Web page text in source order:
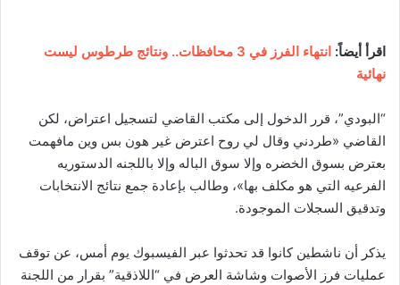
اقرأ أيضاً:
انتهاء الفرز في 3 محافظات.. ونتائج طرطوس ليست
نهائية
“البودي”، قرر الدخول إلى مكتب القاضي لتسجيل اعتراض، لكن
القاضي «طردني وقال لي روح اعترض غير هون بس وين مافهمت
بعترض بسوق الخضره وإلا سوق الباله وإلا باللجنه الدستوريه
الفرعيه التي هو مكلف بها»، وطالب بإعادة جمع نتائج الانتخابات
وتدقيق السجلات الموجودة.
يذكر أن ناشطين كانوا قد تحدثوا عبر الفيسبوك يوم أمس، عن توقف
عمليات فرز الأصوات وشاشة العرض في “اللاذقية” بقرار من اللجنة